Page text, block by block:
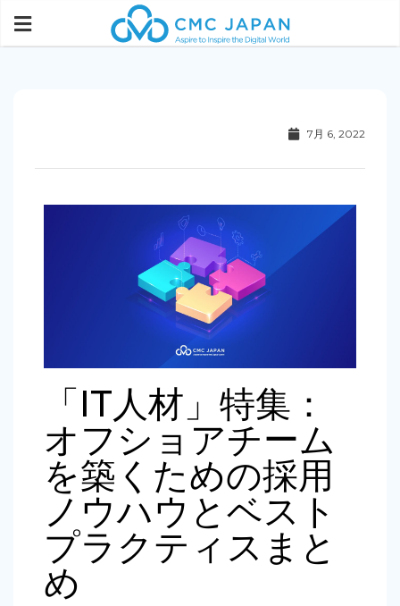
7月 6, 2022
「IT人材」特集：
オフショアチーム
を築くための採用
ノウハウとベスト
プラクティスまと
め